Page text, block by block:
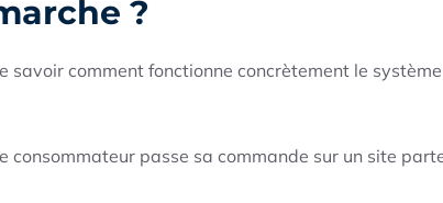
?
savoir comment fonctionne concrètement le
consommateur passe sa commande sur un site